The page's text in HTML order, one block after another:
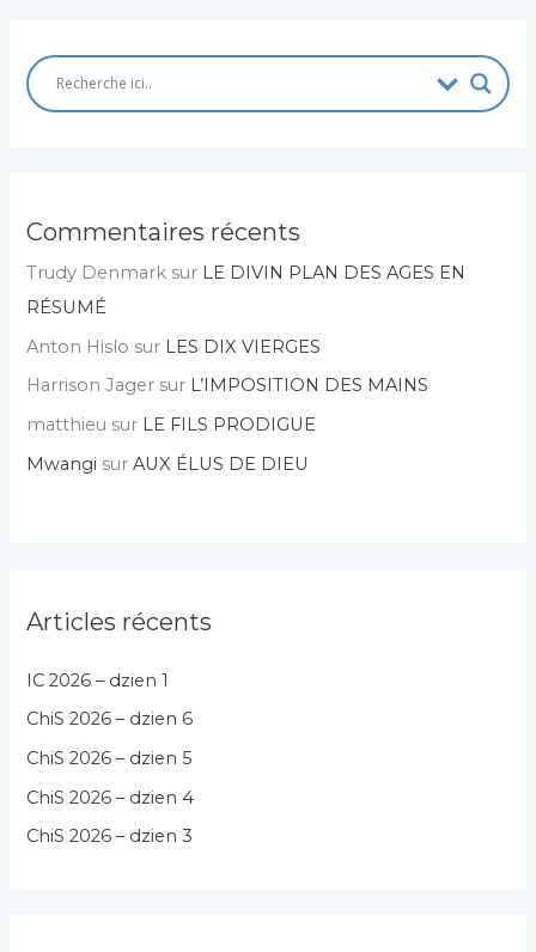
Commentaires récents
Trudy Denmark sur LE DIVIN PLAN DES AGES EN
RÉSUMÉ
Anton Hislo sur LES DIX VIERGES
Harrison Jager sur L’IMPOSITION DES MAINS
matthieu sur LE FILS PRODIGUE
Mwangi surAUX ÉLUS DE DIEU
Articles récents
IC 2026 – dzien 1
ChiS 2026 – dzien 6
ChiS 2026 – dzien 5
ChiS 2026 – dzien 4
ChiS 2026 – dzien 3